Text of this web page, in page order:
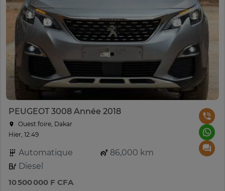
PEUGEOT 3008 Année 2018
Ouest foire, Dakar
Hier, 12:49
Automatique
86,000 km
Diesel
10 500 000 F CFA